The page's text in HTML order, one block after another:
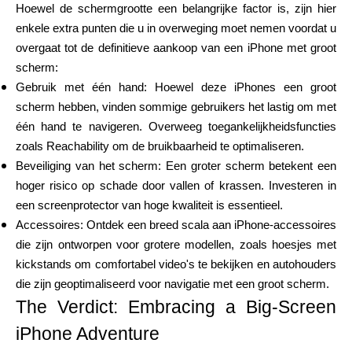
Hoewel de schermgrootte een belangrijke factor is, zijn hier
enkele extra punten die u in overweging moet nemen voordat u
overgaat tot de definitieve aankoop van een iPhone met groot
scherm:
Gebruik met één hand: Hoewel deze iPhones een groot
scherm hebben, vinden sommige gebruikers het lastig om met
één hand te navigeren. Overweeg toegankelijkheidsfuncties
zoals Reachability om de bruikbaarheid te optimaliseren.
Beveiliging van het scherm: Een groter scherm betekent een
hoger risico op schade door vallen of krassen. Investeren in
een screenprotector van hoge kwaliteit is essentieel.
Accessoires: Ontdek een breed scala aan iPhone-accessoires
die zijn ontworpen voor grotere modellen, zoals hoesjes met
kickstands om comfortabel video's te bekijken en autohouders
die zijn geoptimaliseerd voor navigatie met een groot scherm.
The Verdict: Embracing a Big-Screen
iPhone Adventure